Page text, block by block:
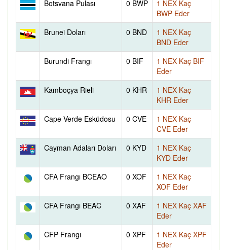
Botsvana Pulası
0 BWP
1 NEX Kaç
BWP Eder
Brunei Doları
0 BND
1 NEX Kaç
BND Eder
Burundi Frangı
0 BIF
1 NEX Kaç BIF
Eder
Kamboçya Rieli
0 KHR
1 NEX Kaç
KHR Eder
Cape Verde Esküdosu
0 CVE
1 NEX Kaç
CVE Eder
Cayman Adaları Doları
0 KYD
1 NEX Kaç
KYD Eder
CFA Frangı BCEAO
0 XOF
1 NEX Kaç
XOF Eder
CFA Frangı BEAC
0 XAF
1 NEX Kaç XAF
Eder
CFP Frangı
0 XPF
1 NEX Kaç XPF
Eder